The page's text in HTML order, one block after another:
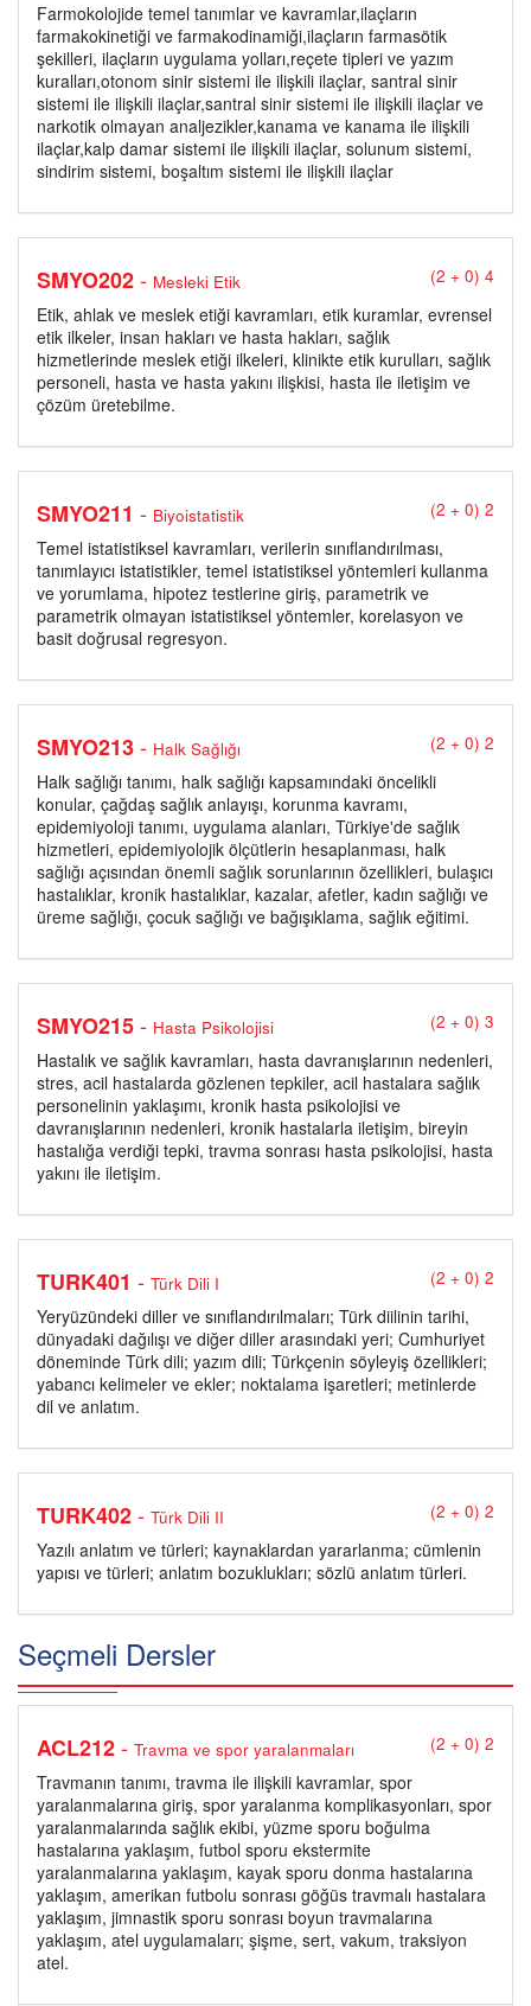
Farmokolojide temel tanımlar ve kavramlar,ilaçların
farmakokinetiği ve farmakodinamiği,ilaçların farmasötik
şekilleri, ilaçların uygulama yolları,reçete tipleri ve yazım
kuralları,otonom sinir sistemi ile ilişkili ilaçlar, santral sinir
sistemi ile ilişkili ilaçlar,santral sinir sistemi ile ilişkili ilaçlar ve
narkotik olmayan analjezikler,kanama ve kanama ile ilişkili
ilaçlar,kalp damar sistemi ile ilişkili ilaçlar, solunum sistemi,
sindirim sistemi, boşaltım sistemi ile ilişkili ilaçlar
SMYO202- Mesleki Etik (2 + 0) 4
Etik, ahlak ve meslek etiği kavramları, etik kuramlar, evrensel
etik ilkeler, insan hakları ve hasta hakları, sağlık
hizmetlerinde meslek etiği ilkeleri, klinikte etik kurulları, sağlık
personeli, hasta ve hasta yakını ilişkisi, hasta ile iletişim ve
çözüm üretebilme.
SMYO211 - Biyoistatistik (2 + 0) 2
Temel istatistiksel kavramları, verilerin sınıflandırılması,
tanımlayıcı istatistikler, temel istatistiksel yöntemleri kullanma
ve yorumlama, hipotez testlerine giriş, parametrik ve
parametrik olmayan istatistiksel yöntemler, korelasyon ve
basit doğrusal regresyon.
SMYO213- Halk Sağlığı (2 + 0) 2
Halk sağlığı tanımı, halk sağlığı kapsamındaki öncelikli
konular, çağdaş sağlık anlayışı, korunma kavramı,
epidemiyoloji tanımı, uygulama alanları, Türkiye'de sağlık
hizmetleri, epidemiyolojik ölçütlerin hesaplanması, halk
sağlığı açısından önemli sağlık sorunlarının özellikleri, bulaşıcı
hastalıklar, kronik hastalıklar, kazalar, afetler, kadın sağlığı ve
üreme sağlığı, çocuk sağlığı ve bağışıklama, sağlık eğitimi.
SMYO215- Hasta Psikolojisi (2 + 0) 3
Hastalık ve sağlık kavramları, hasta davranışlarının nedenleri,
stres, acil hastalarda gözlenen tepkiler, acil hastalara sağlık
personelinin yaklaşımı, kronik hasta psikolojisi ve
davranışlarının nedenleri, kronik hastalarla iletişim, bireyin
hastalığa verdiği tepki, travma sonrası hasta psikolojisi, hasta
yakını ile iletişim.
TURK401 - Türk Dili I (2 + 0) 2
Yeryüzündeki diller ve sınıflandırılmaları; Türk diilinin tarihi,
dünyadaki dağılışı ve diğer diller arasındaki yeri; Cumhuriyet
döneminde Türk dili; yazım dili; Türkçenin söyleyiş özellikleri;
yabancı kelimeler ve ekler; noktalama işaretleri; metinlerde
dil ve anlatım.
TURK402- Türk Dili II (2 + 0) 2
Yazılı anlatım ve türleri; kaynaklardan yararlanma; cümlenin
yapısı ve türleri; anlatım bozuklukları; sözlü anlatım türleri.
Seçmeli Dersler
ACL212- Travma ve spor yaralanmaları (2 + 0) 2
Travmanın tanımı, travma ile ilişkili kavramlar, spor
yaralanmalarına giriş, spor yaralanma komplikasyonları, spor
yaralanmalarında sağlık ekibi, yüzme sporu boğulma
hastalarına yaklaşım, futbol sporu ekstermite
yaralanmalarına yaklaşım, kayak sporu donma hastalarına
yaklaşım, amerikan futbolu sonrası göğüs travmalı hastalara
yaklaşım, jimnastik sporu sonrası boyun travmalarına
yaklaşım, atel uygulamaları; şişme, sert, vakum, traksiyon
atel.